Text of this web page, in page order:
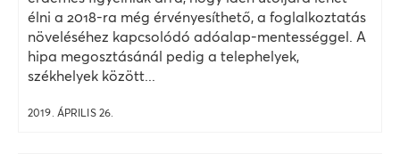
élni a 2018-ra még érvényesíthető, a foglalkoztatás
növeléséhez kapcsolódó adóalap-mentességgel. A
hipa megosztásánál pedig a telephelyek,
székhelyek között...
2019. ÁPRILIS 26.